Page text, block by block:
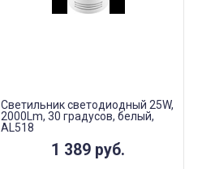
Светильник светодиодный 25W,
2000Lm, 30 градусов, белый,
AL518
1 389 руб.